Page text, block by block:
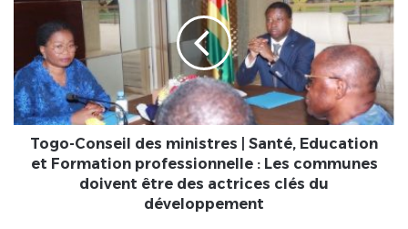
des
ministres
Santé,
Education
et
Formation
professionnelle
Togo-Conseil des ministres | Santé, Education
et Formation professionnelle : Les communes
doivent être des actrices clés du
développement